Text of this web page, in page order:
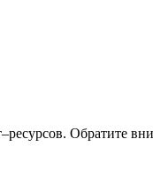
Обратите